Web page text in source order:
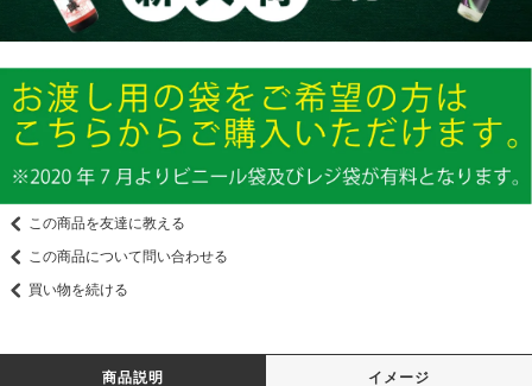
この商品を友達に教える
この商品について問い合わせる
買い物を続ける
商品説明 イメージ